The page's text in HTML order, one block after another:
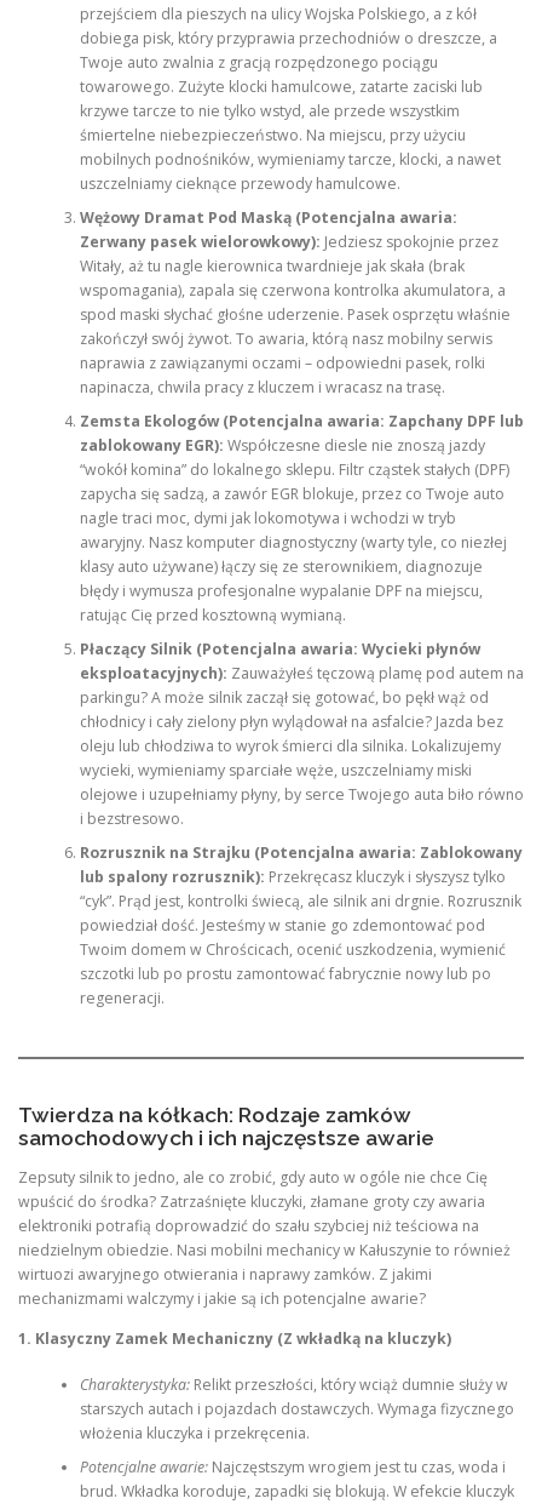
przejściem dla pieszych na ulicy Wojska Polskiego, a z kół
dobiega pisk, który przyprawia przechodniów o dreszcze, a
Twoje auto zwalnia z gracją rozpędzonego pociągu
towarowego. Zużyte klocki hamulcowe, zatarte zaciski lub
krzywe tarcze to nie tylko wstyd, ale przede wszystkim
śmiertelne niebezpieczeństwo. Na miejscu, przy użyciu
mobilnych podnośników, wymieniamy tarcze, klocki, a nawet
uszczelniamy cieknące przewody hamulcowe.
Wężowy Dramat Pod Maską (Potencjalna awaria:
Zerwany pasek wielorowkowy): Jedziesz spokojnie przez
Witały, aż tu nagle kierownica twardnieje jak skała (brak
wspomagania), zapala się czerwona kontrolka akumulatora, a
spod maski słychać głośne uderzenie. Pasek osprzętu właśnie
zakończył swój żywot. To awaria, którą nasz mobilny serwis
naprawia z zawiązanymi oczami – odpowiedni pasek, rolki
napinacza, chwila pracy z kluczem i wracasz na trasę.
Zemsta Ekologów (Potencjalna awaria: Zapchany DPF lub
zablokowany EGR): Współczesne diesle nie znoszą jazdy
“wokół komina” do lokalnego sklepu. Filtr cząstek stałych (DPF)
zapycha się sadzą, a zawór EGR blokuje, przez co Twoje auto
nagle traci moc, dymi jak lokomotywa i wchodzi w tryb
awaryjny. Nasz komputer diagnostyczny (warty tyle, co niezłej
klasy auto używane) łączy się ze sterownikiem, diagnozuje
błędy i wymusza profesjonalne wypalanie DPF na miejscu,
ratując Cię przed kosztowną wymianą.
Płaczący Silnik (Potencjalna awaria: Wycieki płynów
eksploatacyjnych): Zauważyłeś tęczową plamę pod autem na
parkingu? A może silnik zaczął się gotować, bo pękł wąż od
chłodnicy i cały zielony płyn wylądował na asfalcie? Jazda bez
oleju lub chłodziwa to wyrok śmierci dla silnika. Lokalizujemy
wycieki, wymieniamy sparciałe węże, uszczelniamy miski
olejowe i uzupełniamy płyny, by serce Twojego auta biło równo
i bezstresowo.
Rozrusznik na Strajku (Potencjalna awaria: Zablokowany
lub spalony rozrusznik): Przekręcasz kluczyk i słyszysz tylko
“cyk”. Prąd jest, kontrolki świecą, ale silnik ani drgnie. Rozrusznik
powiedział dość. Jesteśmy w stanie go zdemontować pod
Twoim domem w Chrościcach, ocenić uszkodzenia, wymienić
szczotki lub po prostu zamontować fabrycznie nowy lub po
regeneracji.
Twierdza na kółkach: Rodzaje zamków
samochodowych i ich najczęstsze awarie
Zepsuty silnik to jedno, ale co zrobić, gdy auto w ogóle nie chce Cię
wpuścić do środka? Zatrzaśnięte kluczyki, złamane groty czy awaria
elektroniki potrafią doprowadzić do szału szybciej niż teściowa na
niedzielnym obiedzie. Nasi mobilni mechanicy w Kałuszynie to również
wirtuozi awaryjnego otwierania i naprawy zamków. Z jakimi
mechanizmami walczymy i jakie są ich potencjalne awarie?
1. Klasyczny Zamek Mechaniczny (Z wkładką na kluczyk)
Charakterystyka:Relikt przeszłości, który wciąż dumnie służy w
starszych autach i pojazdach dostawczych. Wymaga fizycznego
włożenia kluczyka i przekręcenia.
Potencjalne awarie:Najczęstszym wrogiem jest tu czas, woda i
brud. Wkładka koroduje, zapadki się blokują. W efekcie kluczyk